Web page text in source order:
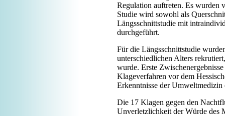
Regulation auftreten. Es wurden
Studie wird sowohl als
Längsschnittstudie mit
durchgeführt.
Für die Längsschnittstudie
unterschiedlichen Alters
wurde. Erste
Klageverfahren vor dem
Erkenntnisse der Umweltmedizin
Die 17 Klagen gegen den
Unverletzlichkeit der Würde des